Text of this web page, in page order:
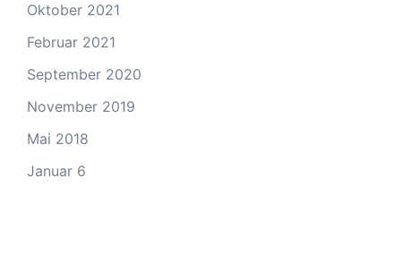
Oktober 2021
Februar 2021
September 2020
November 2019
Mai 2018
Januar 6